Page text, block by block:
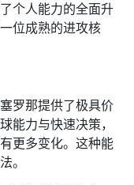
个人能力的全面升
位成熟的进攻核
罗那提供了极具价
能力与快速决策，
更多变化。这种能
。